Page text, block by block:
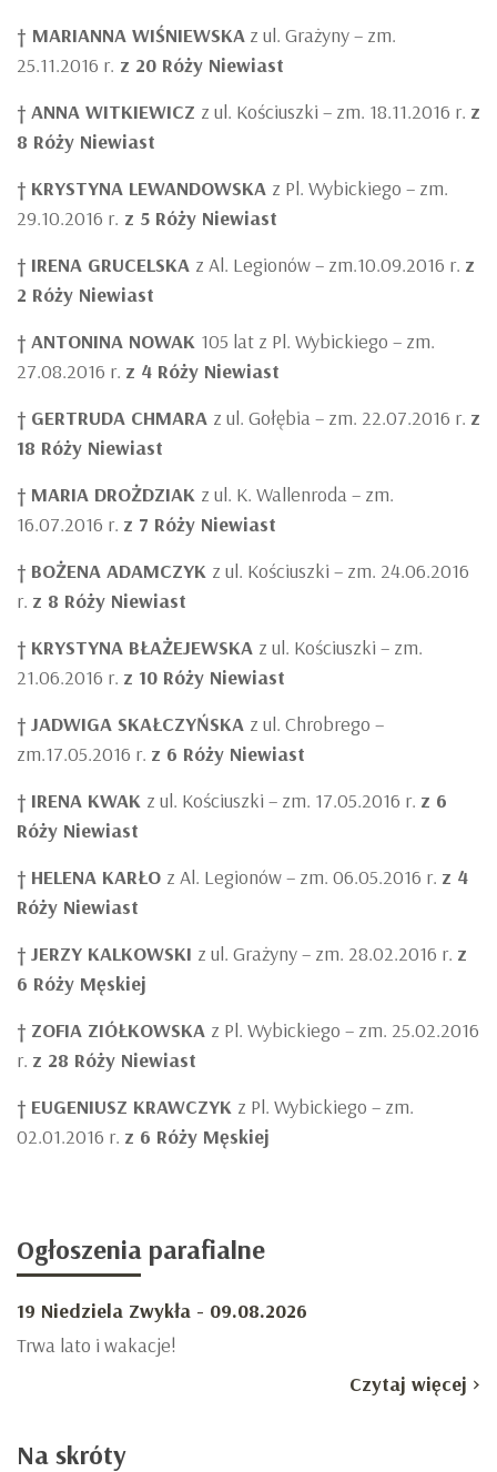
† MARIANNA WIŚNIEWSKA z ul. Grażyny – zm.
25.11.2016 r. z 20 Róży Niewiast
† ANNA WITKIEWICZ z ul. Kościuszki – zm. 18.11.2016 r. z
8 Róży Niewiast
† KRYSTYNA LEWANDOWSKA z Pl. Wybickiego – zm.
29.10.2016 r. z 5 Róży Niewiast
† IRENA GRUCELSKA z Al. Legionów – zm.10.09.2016 r. z
2 Róży Niewiast
† ANTONINA NOWAK 105 lat z Pl. Wybickiego – zm.
27.08.2016 r. z 4 Róży Niewiast
† GERTRUDA CHMARA z ul. Gołębia – zm. 22.07.2016 r. z
18 Róży Niewiast
† MARIA DROŻDZIAK z ul. K. Wallenroda – zm.
16.07.2016 r. z 7 Róży Niewiast
† BOŻENA ADAMCZYK z ul. Kościuszki – zm. 24.06.2016
r. z 8 Róży Niewiast
† KRYSTYNA BŁAŻEJEWSKA z ul. Kościuszki – zm.
21.06.2016 r. z 10 Róży Niewiast
† JADWIGA SKAŁCZYŃSKA z ul. Chrobrego –
zm.17.05.2016 r. z 6 Róży Niewiast
† IRENA KWAK z ul. Kościuszki – zm. 17.05.2016 r. z 6
Róży Niewiast
† HELENA KARŁO z Al. Legionów – zm. 06.05.2016 r. z 4
Róży Niewiast
† JERZY KALKOWSKI z ul. Grażyny – zm. 28.02.2016 r. z
6 Róży Męskiej
† ZOFIA ZIÓŁKOWSKA z Pl. Wybickiego – zm. 25.02.2016
r. z 28 Róży Niewiast
† EUGENIUSZ KRAWCZYK z Pl. Wybickiego – zm.
02.01.2016 r. z 6 Róży Męskiej
Ogłoszenia parafialne
19 Niedziela Zwykła - 09.08.2026
Trwa lato i wakacje!
Czytaj więcej >
Na skróty